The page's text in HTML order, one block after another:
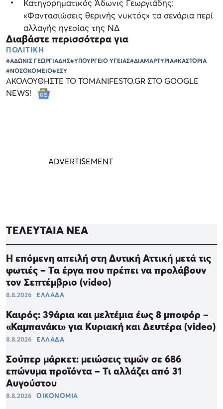
Κατηγορηματικός Άδωνις Γεωργιάδης:
«Φαντασιώσεις θερινής νυκτός» τα σενάρια περί
αλλαγής ηγεσίας της ΝΔ
Διαβάστε περισσότερα για
ΠΟΛΙΤΙΚΗ
#ΑΔΩΝΙΣ ΓΕΩΡΓΙΑΔΗΣ#ΥΠΟΥΡΓΕΙΟ ΥΓΕΙΑΣ#ΔΙΑΜΑΡΤΥΡΙΑ#ΚΑΣΤΟΡΙΑ
#ΝΟΣΟΚΟΜΕΙΟ#ΕΣΥ
ΑΚΟΛΟΥΘΗΣΤΕ ΤΟ TOMANIFESTO.GR ΣΤΟ GOOGLE
NEWS!
ΤΕΛΕΥΤΑΙΑ ΝΕΑ
Η επόμενη απειλή στη Δυτική Αττική μετά τις
φωτιές – Τα έργα που πρέπει να προλάβουν
τον Σεπτέμβριο (video)
8.8.2026 ΕΛΛΑΔΑ
Καιρός: 39άρια και μελτέμια έως 8 μποφόρ –
«Καμπανάκι» για Κυριακή και Δευτέρα (video)
8.8.2026 ΕΛΛΑΔΑ
Σούπερ μάρκετ: μειώσεις τιμών σε 686
επώνυμα προϊόντα – Τι αλλάζει από 31
Αυγούστου
8.8.2026 ΟΙΚΟΝΟΜΙΑ